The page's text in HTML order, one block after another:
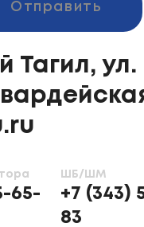
Тагил, ул.
65-
ШБ/ШМ
+7 (343)
83
Отправить